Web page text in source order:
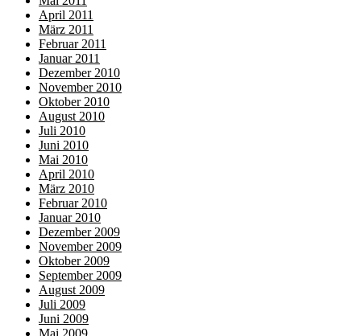
April 2011
März 2011
Februar 2011
Januar 2011
Dezember 2010
November 2010
Oktober 2010
August 2010
Juli 2010
Juni 2010
Mai 2010
April 2010
März 2010
Februar 2010
Januar 2010
Dezember 2009
November 2009
Oktober 2009
September 2009
August 2009
Juli 2009
Juni 2009